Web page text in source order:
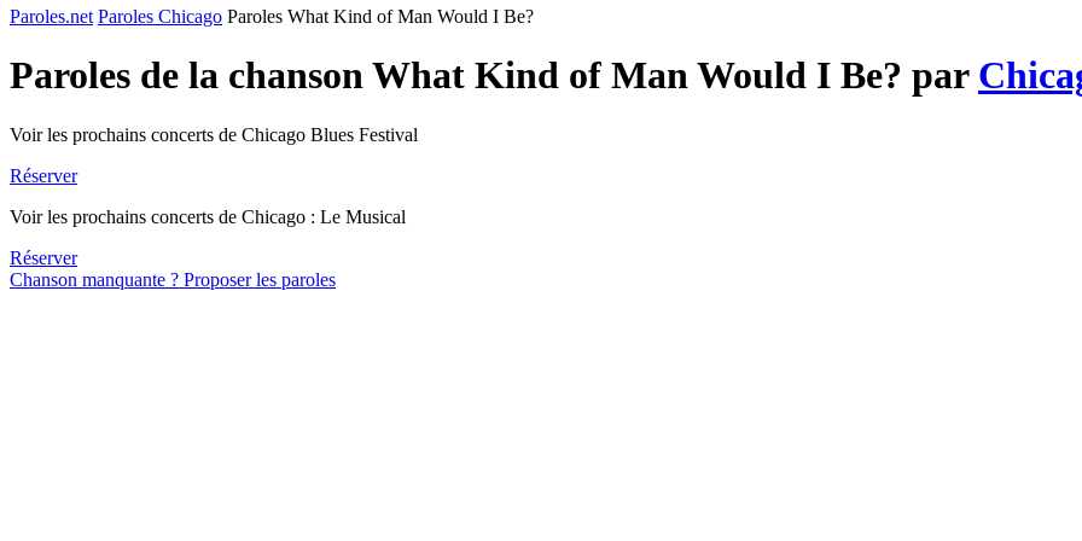
Paroles.net Paroles Chicago Paroles What Kind of Man Would I Be?
Paroles de la chanson What Kind of Man Would I Be? par
Voir les prochains concerts de Chicago Blues Festival
Réserver
Voir les prochains concerts de Chicago : Le Musical
Réserver
Chanson manquante ? Proposer les paroles